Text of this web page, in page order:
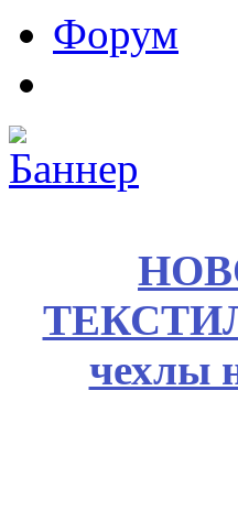
Форум
чехлы